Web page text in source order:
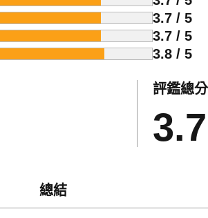
3.7 / 5
3.7 / 5
3.8 / 5
評鑑總分
3.7
總結